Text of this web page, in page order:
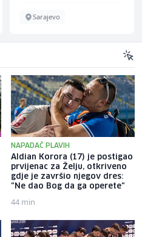
Sarajevo
NAPADAČ PLAVIH
Aldian Korora (17) je postigao
prvijenac za Želju, otkriveno
gdje je završio njegov dres:
"Ne dao Bog da ga operete"
44 min